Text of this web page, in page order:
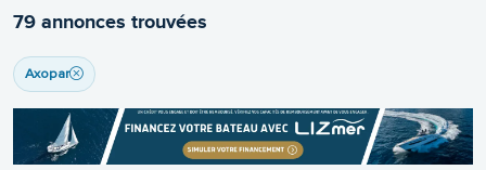
79 annonces trouvées
Axopar